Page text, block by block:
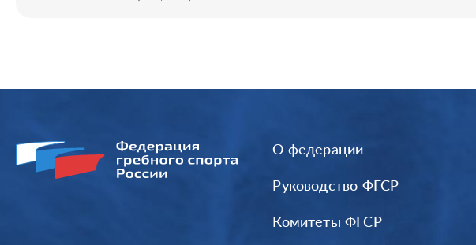
О федерации
Руководство ФГСР
Комитеты ФГСР